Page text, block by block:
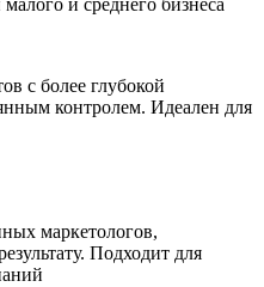
и среднего бизнеса
с более глубокой
контролем. Идеален для
маркетологов,
Подходит для